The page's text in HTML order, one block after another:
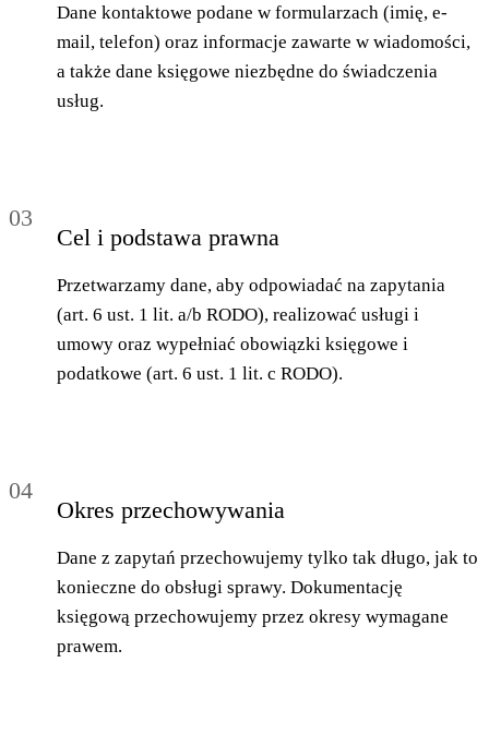
Dane kontaktowe podane w formularzach (imię, e-
mail, telefon) oraz informacje zawarte w wiadomości,
a także dane księgowe niezbędne do świadczenia
usług.
03
Cel i podstawa prawna
Przetwarzamy dane, aby odpowiadać na zapytania
(art. 6 ust. 1 lit. a/b RODO), realizować usługi i
umowy oraz wypełniać obowiązki księgowe i
podatkowe (art. 6 ust. 1 lit. c RODO).
04
Okres przechowywania
Dane z zapytań przechowujemy tylko tak długo, jak to
konieczne do obsługi sprawy. Dokumentację
księgową przechowujemy przez okresy wymagane
prawem.